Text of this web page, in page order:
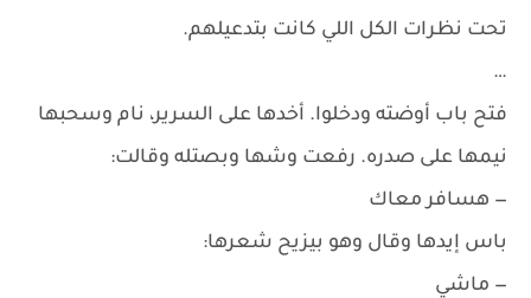
تحت نظرات الكل اللي كانت بتدعيلهم.
…
فتح باب أوضته ودخلوا. أخدها على السرير، نام وسحبها
نيمها على صدره. رفعت وشها وبصتله وقالت:
— هسافر معاك
باس إيدها وقال وهو بيزيح شعرها:
— ماشي